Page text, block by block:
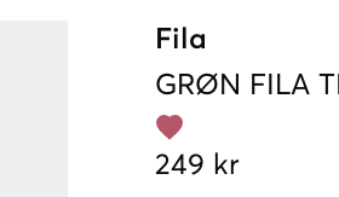
Fila
GRØN
FILA
249 kr